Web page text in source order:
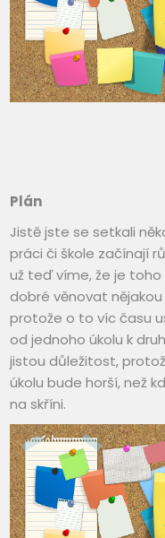
Plán
Jistě jste se setkali
práci či škole začínají
už teď víme, že je
dobré věnovat
protože o to víc času
od jednoho úkolu k
jistou důležitost,
úkolu bude horší, než
na skříni.